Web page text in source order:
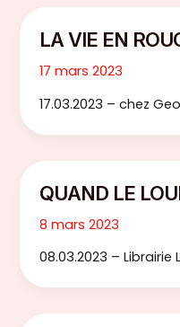
LA VIE EN
17 mars 2023
17.03.2023 – chez
QUAND LE
8 mars 2023
08.03.2023 – Librairie